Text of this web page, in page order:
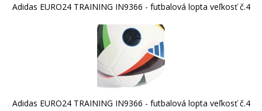
Adidas EURO24 TRAINING IN9366 - futbalová lopta veľkosť č.4
Adidas EURO24 TRAINING IN9366 - futbalová lopta veľkosť č.4